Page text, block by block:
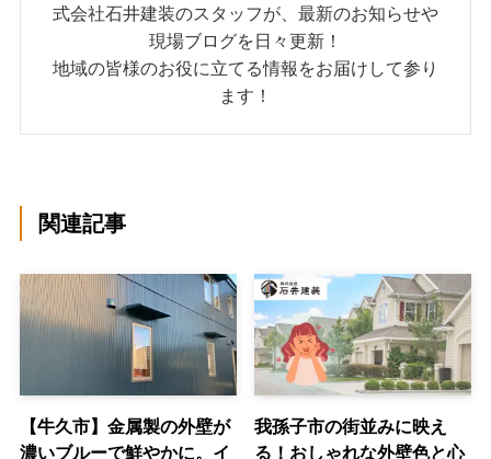
式会社石井建装のスタッフが、最新のお知らせや
現場ブログを日々更新！
地域の皆様のお役に立てる情報をお届けして参り
ます！
関連記事
【牛久市】金属製の外壁が
濃いブルーで鮮やかに。イ
我孫子市の街並みに映え
る！おしゃれな外壁色と心